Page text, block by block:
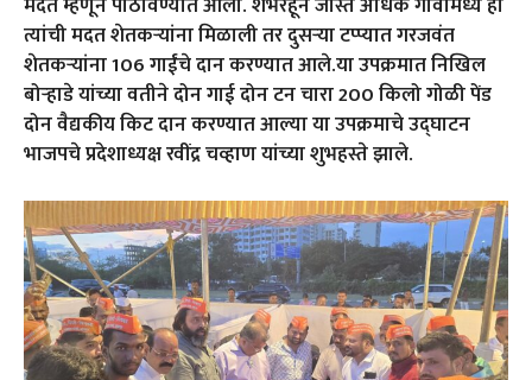
त्यांची मदत शेतकऱ्यांना मिळाली तर दुसऱ्या टप्प्यात गरजवंत
शेतकऱ्यांना 106 गाईंचे दान करण्यात आले.या उपक्रमात निखिल
बोऱ्हाडे यांच्या वतीने दोन गाई दोन टन चारा 200 किलो गोळी पेंड
दोन वैद्यकीय किट दान करण्यात आल्या या उपक्रमाचे उद्घाटन
भाजपचे प्रदेशाध्यक्ष रवींद्र चव्हाण यांच्या शुभहस्ते झाले.